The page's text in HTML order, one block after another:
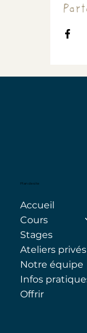
Plan de site
Accueil
Cours
Stages
Ateliers privés
Notre équipe
Infos
Offrir